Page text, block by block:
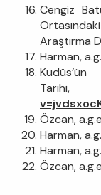
Cengiz
Araştırma
Harman,
Özcan,
Harman,
Harman,
Özcan,